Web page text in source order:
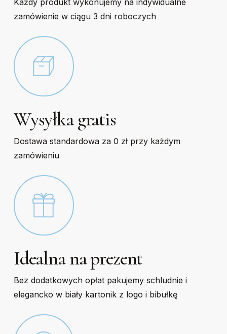
zamówienie w ciągu 3 dni roboczych
Wysyłka gratis
Dostawa standardowa za 0 zł przy każdym
zamówieniu
Idealna na prezent
Bez dodatkowych opłat pakujemy schludnie i
elegancko w biały kartonik z logo i bibułkę